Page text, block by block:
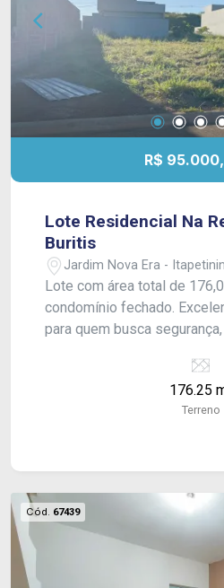
R$
Lote Residencial Na Reserva dos
Buritis
Jardim Nova Era -
Lote com área total de
condomínio fechado.
para quem busca
planejado, controle de
que proporciona conforto e
176.25
Terreno
Cód. 67439